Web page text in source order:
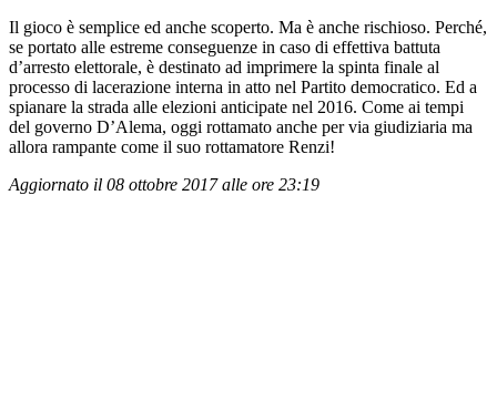
Il gioco è semplice ed anche scoperto. Ma è anche rischioso. Perché,
se portato alle estreme conseguenze in caso di effettiva battuta
d’arresto elettorale, è destinato ad imprimere la spinta finale al
processo di lacerazione interna in atto nel Partito democratico. Ed a
spianare la strada alle elezioni anticipate nel 2016. Come ai tempi
del governo D’Alema, oggi rottamato anche per via giudiziaria ma
allora rampante come il suo rottamatore Renzi!
Aggiornato il 08 ottobre 2017 alle ore 23:19